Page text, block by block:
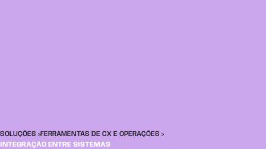
SOLUÇÕES >FERRAMENTAS DE CX E OPERAÇÕES >
INTEGRAÇÃO ENTRE SISTEMAS